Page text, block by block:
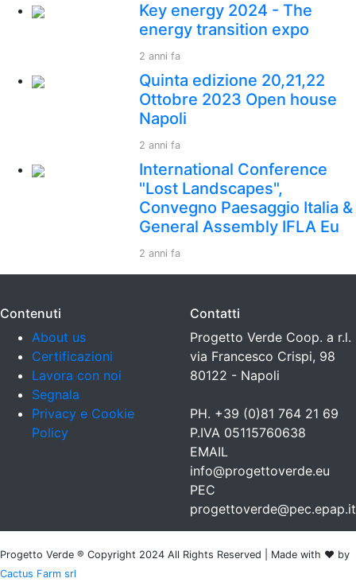
Key energy 2024 - The
energy transition expo
2 anni fa
Quinta edizione 20,21,22
Ottobre 2023 Open house
Napoli
2 anni fa
International Conference
"Lost Landscapes",
Convegno Paesaggio Italia &
General Assembly IFLA Eu
2 anni fa
Contenuti
About us
Certificazioni
Lavora con noi
Segnala
Privacy e Cookie
Policy
Contatti
Progetto Verde Coop. a r.l.
via Francesco Crispi, 98
80122 - Napoli
PH. +39 (0)81 764 21 69
P.IVA 05115760638
EMAIL
info@progettoverde.eu
PEC
progettoverde@pec.epap.it
Progetto Verde ® Copyright 2024 All Rights Reserved | Made with ❤ by
Cactus Farm srl